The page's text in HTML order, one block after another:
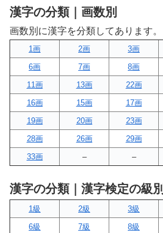
漢字の分類｜画数別
画数別に漢字を分類してあります。
1画 2画 3画
6画
7画 8画
11画
13画 22画
16画
15画 17画
19画
20画 23画
28画
26画 29画
33画
– –
漢字の分類｜漢字検定の級別
1級 2級 3級
6級
7級 8級